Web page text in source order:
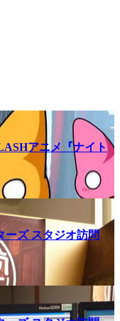
アニメ『ナイト
ーズ スタジオ訪問